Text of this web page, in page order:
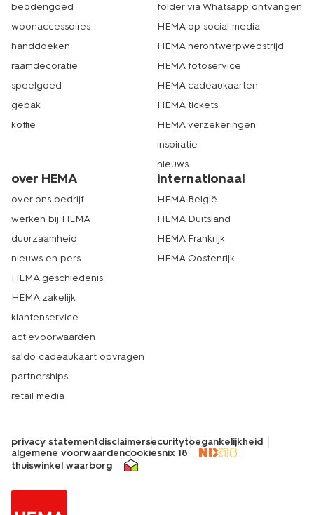
beddengoed
woonaccessoires
handdoeken
raamdecoratie
speelgoed
gebak
koffie
folder via Whatsapp ontvangen
HEMA op social media
HEMA herontwerpwedstrijd
HEMA fotoservice
HEMA cadeaukaarten
HEMA tickets
HEMA verzekeringen
inspiratie
nieuws
over HEMA
over ons bedrijf
werken bij HEMA
duurzaamheid
nieuws en pers
HEMA geschiedenis
HEMA zakelijk
klantenservice
actievoorwaarden
saldo cadeaukaart opvragen
partnerships
retail media
internationaal
HEMA België
HEMA Duitsland
HEMA Frankrijk
HEMA Oostenrijk
privacy statementdisclaimersecuritytoegankelijkheid
algemene voorwaardencookiesnix 18
thuiswinkel waarborg